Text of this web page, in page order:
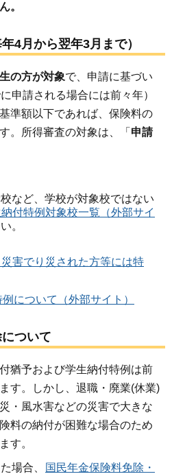
。
4月から翌年3月まで）
の方が対象で、申請に基づい
申請される場合には前々年）
準額以下であれば、保険料の
。所得審査の対象は、「 申請
など、学校が対象校ではない
付特例対象校一覧（外部サイ
。
害でり災された方等には特
について（外部サイト）
ついて
猶予および学生納付特例は前
す。しかし、退職・廃業(休業)
・風水害などの災害で大きな
料の納付が困難な場合のため
す。
場合、
国民年金保険料免除・